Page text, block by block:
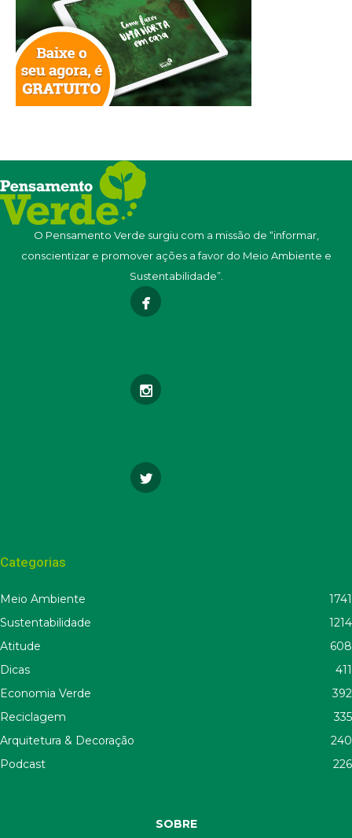
O Pensamento Verde surgiu com a missão de “informar,
conscientizar e promover ações a favor do Meio Ambiente e
Sustentabilidade”.
Categorias
Meio Ambiente
1741
Sustentabilidade
1214
Atitude
608
Dicas
411
Economia Verde
392
Reciclagem
335
Arquitetura & Decoração
240
Podcast
226
SOBRE